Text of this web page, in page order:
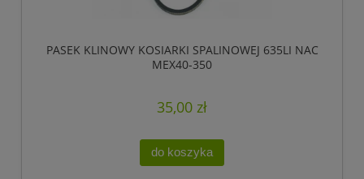
PASEK KLINOWY KOSIARKI SPALINOWEJ 635LI NAC
MEX40-350
35,00 zł
do koszyka